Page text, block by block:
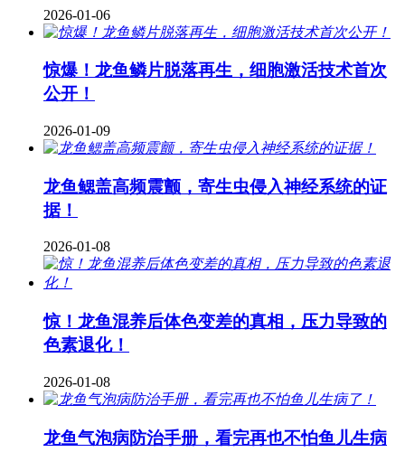
2026-01-06
惊爆！龙鱼鳞片脱落再生，细胞激活技术首次
公开！
2026-01-09
龙鱼鳃盖高频震颤，寄生虫侵入神经系统的证
据！
2026-01-08
惊！龙鱼混养后体色变差的真相，压力导致的
色素退化！
2026-01-08
龙鱼气泡病防治手册，看完再也不怕鱼儿生病